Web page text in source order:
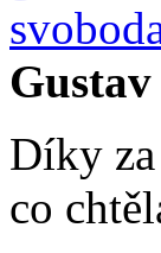
Díky
co